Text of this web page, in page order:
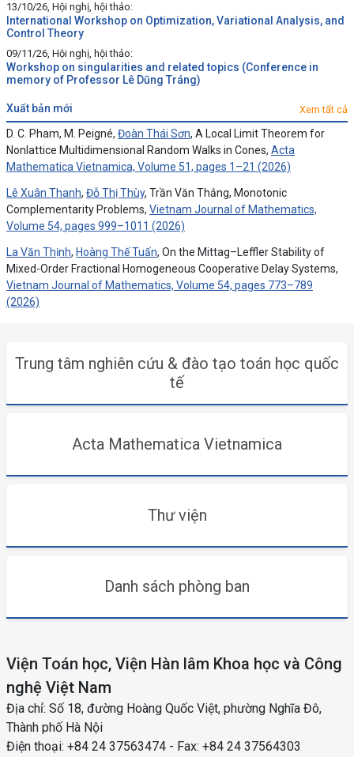
13/10/26, Hội nghị, hội thảo:
International Workshop on Optimization, Variational Analysis, and
Control Theory
09/11/26, Hội nghị, hội thảo:
Workshop on singularities and related topics (Conference in
memory of Professor Lê Dũng Tráng)
xuất bản mới Xem tất cả
D. C. Pham, M. Peigné, Đoàn Thái Sơn, A Local Limit Theorem for
Nonlattice Multidimensional Random Walks in Cones, Acta
Mathematica Vietnamica, Volume 51, pages 1–21 (2026)
Lê Xuân Thanh, Đỗ Thị Thùy, Trần Văn Thắng, Monotonic
Complementarity Problems, Vietnam Journal of Mathematics,
Volume 54, pages 999–1011 (2026)
La Văn Thịnh, Hoàng Thế Tuấn, On the Mittag–Leffler Stability of
Mixed-Order Fractional Homogeneous Cooperative Delay Systems,
Vietnam Journal of Mathematics, Volume 54, pages 773–789
(2026)
Trung tâm nghiên cứu & đào tạo toán học quốc
tế
Acta Mathematica Vietnamica
Thư viện
Danh sách phòng ban
Viện Toán học, Viện Hàn lâm Khoa học và Công
nghệ Việt Nam
Địa chỉ: Số 18, đường Hoàng Quốc Việt, phường Nghĩa Đô,
Thành phố Hà Nội
Điện thoại: +84 24 37563474 - Fax: +84 24 37564303